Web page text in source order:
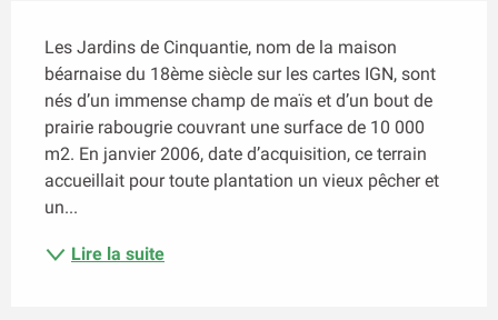
Les Jardins de Cinquantie, nom de la maison
béarnaise du 18ème siècle sur les cartes IGN, sont
nés d’un immense champ de maïs et d’un bout de
prairie rabougrie couvrant une surface de 10 000
m2. En janvier 2006, date d’acquisition, ce terrain
accueillait pour toute plantation un vieux pêcher et
un...
Lire la suite